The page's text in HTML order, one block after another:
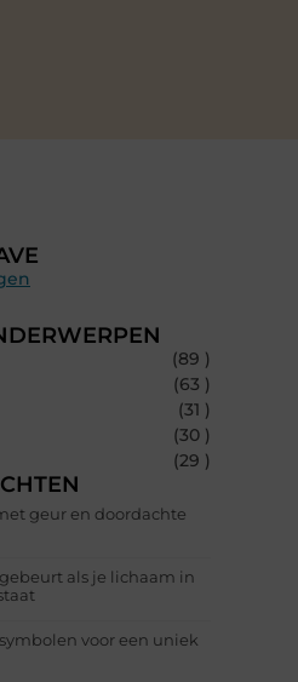
(89 )
(63 )
(31 )
(30 )
(29 )
geur en doordachte
als je lichaam in
voor een uniek